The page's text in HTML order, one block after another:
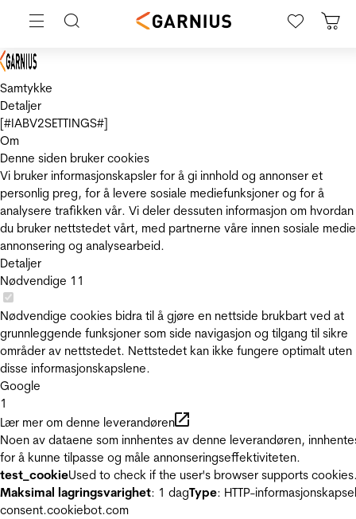
Samtykke
Detaljer
[#IABV2SETTINGS#]
Om
Denne siden bruker cookies
Vi bruker informasjonskapsler for å gi innhold og annonser et
personlig preg, for å levere sosiale mediefunksjoner og for å
analysere trafikken vår. Vi deler dessuten informasjon om hvordan
du bruker nettstedet vårt, med partnerne våre innen sosiale
annonsering og analysearbeid.
Detaljer
Nødvendige 11
Nødvendige cookies bidra til å gjøre en nettside brukbart ved at
grunnleggende funksjoner som side navigasjon og tilgang til sikre
områder av nettstedet. Nettstedet kan ikke fungere optimalt uten
disse informasjonskapslene.
Google
1
Lær mer om denne leverandøren
Noen av dataene som innhentes av denne leverandøren,
for å kunne tilpasse og måle annonseringseffektiviteten.
test_cookieUsed to check if the user's browser supports
Maksimal lagringsvarighet: 1 dagType: HTTP-informasjonskapsel
consent.cookiebot.com